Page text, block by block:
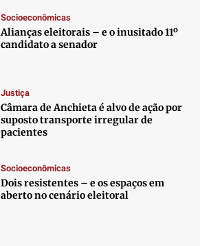
Socioeconômicas
Alianças eleitorais – e o inusitado 11º
candidato a senador
Justiça
Câmara de Anchieta é alvo de ação por
suposto transporte irregular de
pacientes
Socioeconômicas
Dois resistentes – e os espaços em
aberto no cenário eleitoral